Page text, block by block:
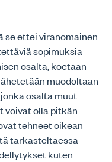
se ettei viranomainen
sopimuksia
osalta, koetaan
muodoltaan
osalta muut
voivat olla pitkän
tehneet oikean
tarkasteltaessa
kuten